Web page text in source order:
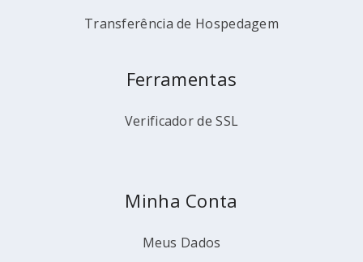
Transferência de Hospedagem
Ferramentas
Verificador de SSL
Minha Conta
Meus Dados